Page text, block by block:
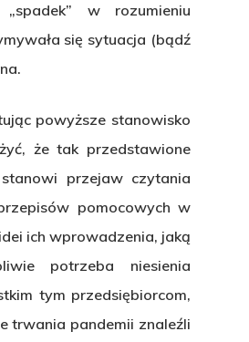
w rozumieniu
się sytuacja (bądź
powyższe stanowisko
że tak przedstawione
przejaw czytania
pomocowych w
ich wprowadzenia, jaką
potrzeba niesienia
tym przedsiębiorcom,
trwania pandemii znaleźli
Specjalizacje
Aktualności
Kontakt